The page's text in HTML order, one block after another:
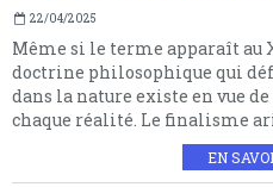
22/04/2025
Même si le terme apparaît au
doctrine philosophique qui
dans la nature existe en vue
chaque réalité. Le finalisme
EN